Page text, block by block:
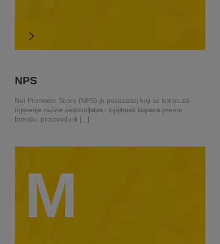
NPS
Net Promoter Score (NPS) je pokazatelj koji se koristi za
mjerenje razine zadovoljstva i lojalnosti kupaca prema
brendu, proizvodu ili [...]
M